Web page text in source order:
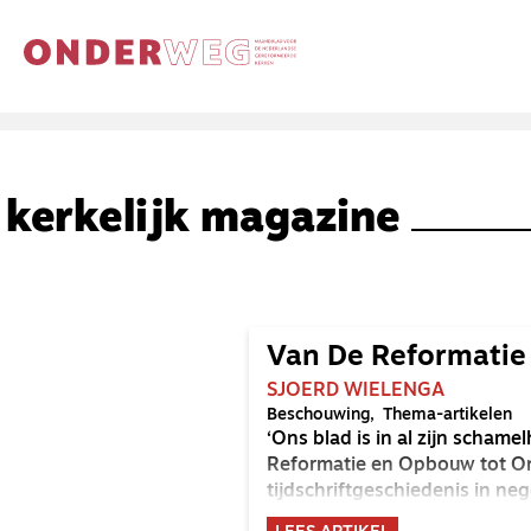
kerkelijk magazine
Van De
SJOERD WIELENGA
Beschouwing Thema-artikelen
‘Ons blad is in al zijn
Reformatie en Opbouw tot
tijdschriftgeschiedenis in